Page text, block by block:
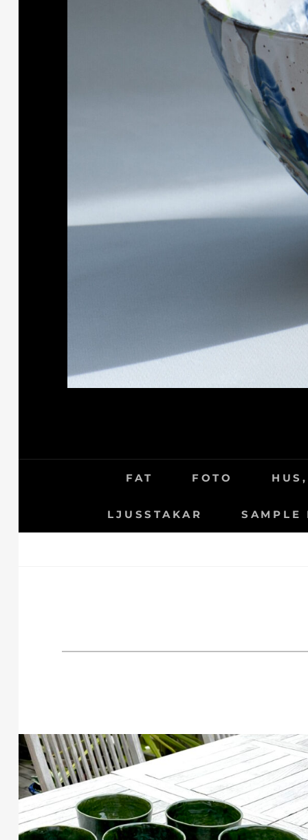
FAT FOTO
LJUSSTAKAR SAMPLE